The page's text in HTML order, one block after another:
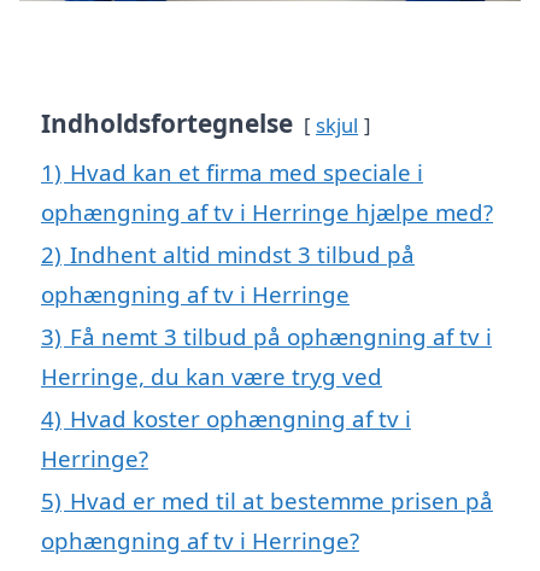
Indholdsfortegnelse skjul
1) Hvad kan et firma med speciale i
ophængning af tv i Herringe hjælpe med?
2) Indhent altid mindst 3 tilbud på
ophængning af tv i Herringe
3) Få nemt 3 tilbud på ophængning af tv i
Herringe, du kan være tryg ved
4) Hvad koster ophængning af tv i
Herringe?
5) Hvad er med til at bestemme prisen på
ophængning af tv i Herringe?